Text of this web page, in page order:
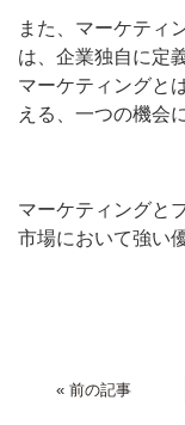
また、マーケティ
は、企業独自に定
マーケティングと
える、一つの機会
マーケティングと
市場において強い
« 前の記事